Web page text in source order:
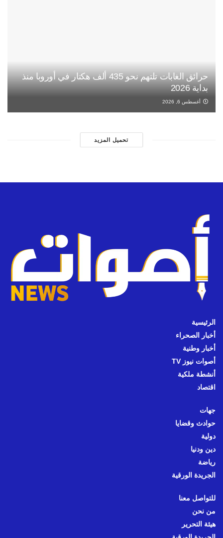
حرائق الغابات تلتهم نحو 435 ألف هكتار في أوروبا منذ
بداية 2026
أغسطس 6, 2026
تحميل المزيد
الرئيسية
أخبار الصحراء
أخبار وطنية
أصوات نيوز TV
أنشطة ملكية
اقتصاد
جهات
حوادث وقضايا
دولية
دين ودنيا
رياضة
الجريدة الورقية
للتواصل معنا
من نحن
هيئة التحرير